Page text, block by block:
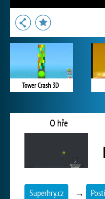
Tower Crash 3D
O hře
Superhry.cz →